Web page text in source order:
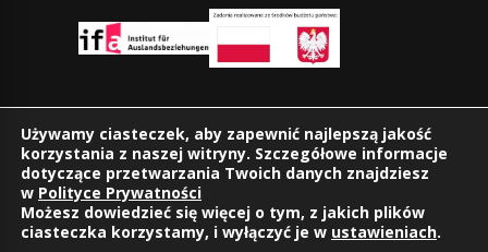
Znajdziesz nas również na:
Używamy ciasteczek, aby zapewnić najlepszą jakość
korzystania z naszej witryny. Szczegółowe informacje
dotyczące przetwarzania Twoich danych znajdziesz
w Polityce Prywatności
Możesz dowiedzieć się więcej o tym, z jakich plików
ciasteczka korzystamy, i wyłączyć je w ustawieniach.